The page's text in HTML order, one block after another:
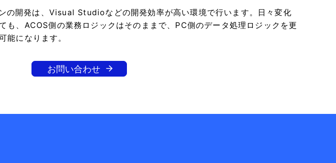
の開発は、Visual Studioなどの開発効率が高い環境で行います。日々変化
も、ACOS側の業務ロジックはそのままで、PC側のデータ処理ロジックを更
能になります。
お問い合わせ